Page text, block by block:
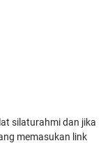
silaturahmi dan jika
memasukan link